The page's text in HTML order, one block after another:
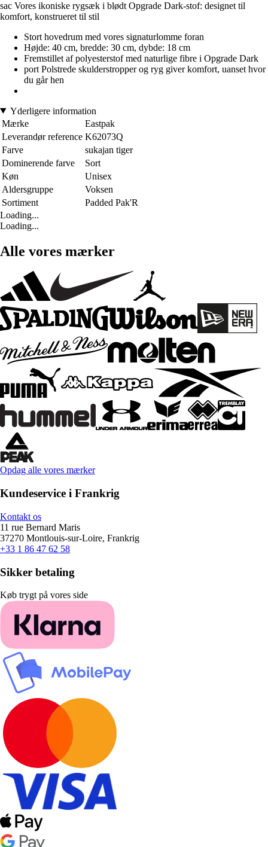
sac Vores ikoniske rygsæk i blødt Opgrade Dark-stof: designet til
komfort, konstrueret til stil
Stort hovedrum med vores signaturlomme foran
Højde: 40 cm, bredde: 30 cm, dybde: 18 cm
Fremstillet af polyesterstof med naturlige fibre i Opgrade Dark
port Polstrede skulderstropper og ryg giver komfort, uanset hvor
du går hen
Yderligere information
Mærke
Eastpak
Leverandør reference K62073Q
Farve
sukajan tiger
Dominerende farve
Sort
Køn
Unisex
Aldersgruppe
Voksen
Sortiment
Padded Pak'R
Loading...
Loading...
Alle vores mærker
Opdag alle vores mærker
Kundeservice i Frankrig
Kontakt os
11 rue Bernard Maris
37270 Montlouis-sur-Loire, Frankrig
+33 1 86 47 62 58
Sikker betaling
Køb trygt på vores side